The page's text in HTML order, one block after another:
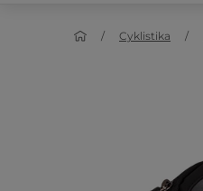
Cyklistika